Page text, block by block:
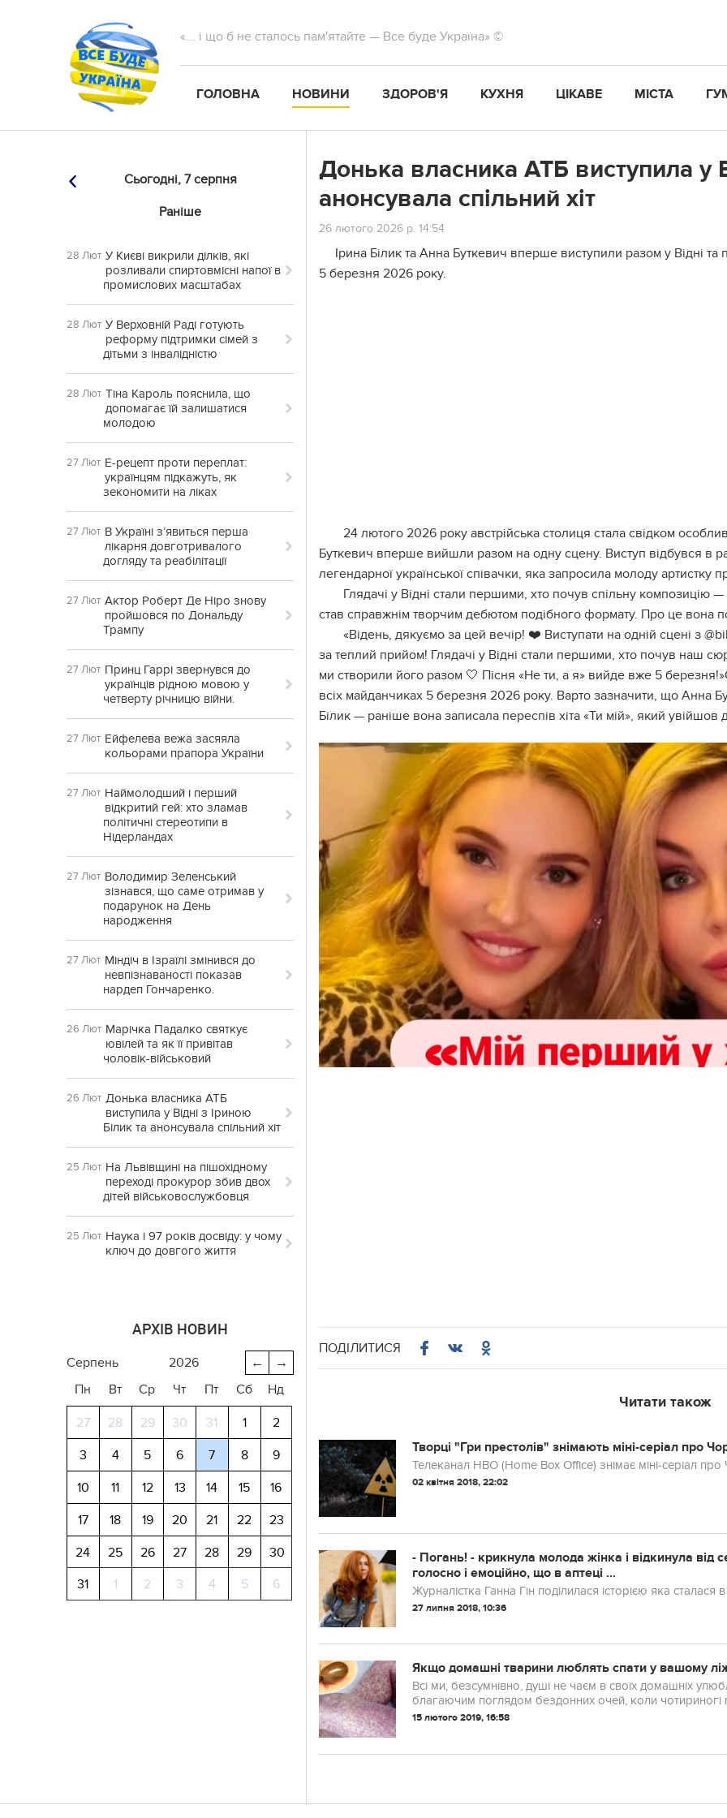
«... і що б не сталось пам'ятайте — Все буде Україна» ©
ГОЛОВНА НОВИНИ ЗДОРОВ'Я КУХНЯ ЦІКАВЕ МІСТА
Сьогодні, 7 серпня
Раніше
28 Лют У Києві викрили ділків, які
розливали спиртовмісні напої в
промислових масштабах
28 Лют У Верховній Раді готують
реформу підтримки сімей з
дітьми з інвалідністю
28 Лют Тіна Кароль пояснила, що
допомагає їй залишатися
молодою
27 Лют Е-рецепт проти переплат:
українцям підкажуть, як
зекономити на ліках
27 Лют В Україні з’явиться перша
лікарня довготривалого
догляду та реабілітації
27 Лют Актор Роберт Де Ніро знову
пройшовся по Дональду
Трампу
27 Лют Принц Гаррі звернувся до
українців рідною мовою у
четверту річницю війни.
27 Лют Ейфелева вежа засяяла
кольорами прапора України
27 Лют Наймолодший і перший
відкритий гей: хто зламав
політичні стереотипи в
Нідерландах
27 Лют Володимир Зеленський
зізнався, що саме отримав у
подарунок на День
народження
27 Лют Міндіч в Ізраїлі змінився до
невпізнаваності показав
нардеп Гончаренко.
26 Лют Марічка Падалко святкує
ювілей та як її привітав
чоловік-військовий
26 Лют Донька власника АТБ
виступила у Відні з Іриною
Білик та анонсувала спільний хіт
25 Лют На Львівщині на пішохідному
переході прокурор збив двох
дітей військовослужбовця
25 Лют Наука і 97 років досвіду: у чому
ключ до довгого життя
АРХІВ НОВИН
→
←
серпень
2026
Пн
Вт Ср Чт Пт Сб Нд
27 28 29 30 31 1
2
3
4 5 6 7 8
9
10
11 12 13 14 15
16
17
18 19 20 21 22
23
24
25 26 27 28 29
30
31
1 2 3 4 5 6
Донька власника АТБ виступила у
анонсувала спільний хіт
26 лютого 2026 р. 14:54
Ірина Білик та Анна Буткевич вперше виступили разом у Відні
5 березня 2026 року.
24 лютого 2026 року австрійська столиця стала свідком
Буткевич вперше вийшли разом на одну сцену. Виступ відбувся в
легендарної української співачки, яка запросила молоду артистку
Глядачі у Відні стали першими, хто почув спільну композицію
став справжнім творчим дебютом подібного формату. Про це вона
«Відень, дякуємо за цей вечір! ❤️ Виступати на одній сцені з
за теплий прийом! Глядачі у Відні стали першими, хто почув наш
ми створили його разом 🤍 Пісня «Не ти, а я» вийде вже 5
всіх майданчиках 5 березня 2026 року. Варто зазначити, що Анна
Білик — раніше вона записала переспів хіта «Ти мій», який увійшов
ПОДІЛИТИСЯ
Читати також
Творці "Гри престолів" знімають міні-серіал про
Телеканал HBO (Home Box Office) знімає міні-серіал
02 квітня 2018, 22:02
- Погань! - крикнула молода жінка і відкинула від
голосно і емоційно, що в аптеці ...
Журналістка Ганна Гін поділилася історією яка сталася
27 липня 2018, 10:36
Якщо домашні тварини люблять спати у вашому
Всі ми, безсумнівно, душі не чаєм в своїх домашніх
благаючим поглядом бездонних очей, коли чотириногі
15 лютого 2019, 16:58